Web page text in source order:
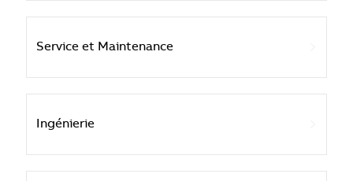
Service et Maintenance
Ingénierie